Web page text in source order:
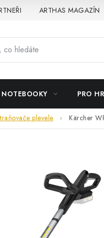
ARTHAS MAGAZÍN
PRO
plevele Kärcher